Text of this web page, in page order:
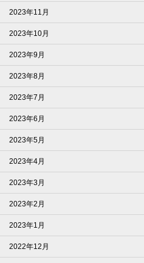
2023年11月
2023年10月
2023年9月
2023年8月
2023年7月
2023年6月
2023年5月
2023年4月
2023年3月
2023年2月
2023年1月
2022年12月